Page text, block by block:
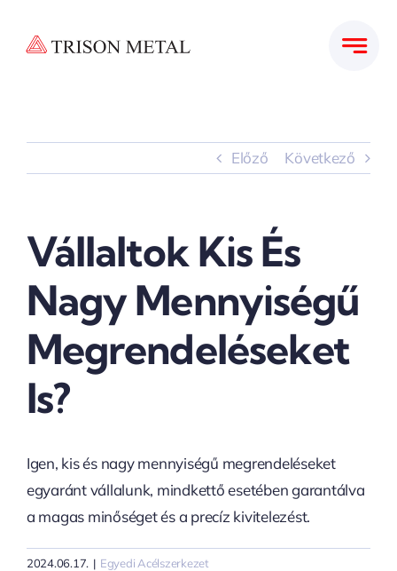
Előző Következő
Vállaltok Kis És
Nagy Mennyiségű
Megrendeléseket
Is?
Igen, kis és nagy mennyiségű megrendeléseket
egyaránt vállalunk, mindkettő esetében garantálva
a magas minőséget és a precíz kivitelezést.
2024.06.17. | Egyedi Acélszerkezet